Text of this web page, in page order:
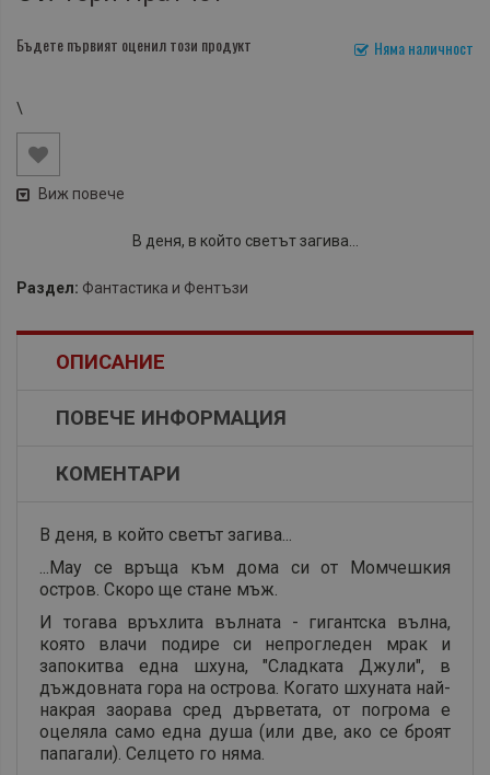
Няма наличност
Бъдете първият оценил този продукт
\
Виж повече
В деня, в който светът загива...
Раздел: Фантастика и Фентъзи
ОПИСАНИЕ
ПОВЕЧЕ ИНФОРМАЦИЯ
КОМЕНТАРИ
В деня, в който светът загива...
...Мау се връща към дома си от Момчешкия
остров. Скоро ще стане мъж.
И тогава връхлита вълната - гигантска вълна,
която влачи подире си непрогледен мрак и
запокитва една шхуна, "Сладката Джули", в
дъждовната гора на острова. Когато шхуната най-
накрая заорава сред дърветата, от погрома е
оцеляла само една душа (или две, ако се броят
папагали). Селцето го няма.